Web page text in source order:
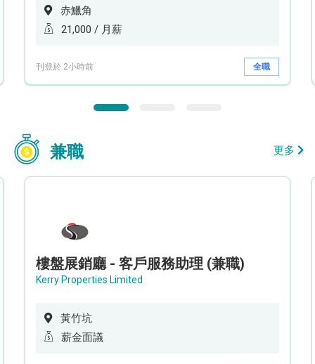
赤鱲角
21,000 / 月薪
刊登於 2小時前 全職
兼職 更多
樓盤展銷廳 - 客戶服務助理 (兼職)
Kerry Properties Limited
黃竹坑
薪金面議